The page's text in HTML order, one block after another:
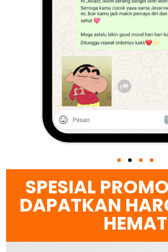
SPESIAL
DAPATKAN
HEMAT